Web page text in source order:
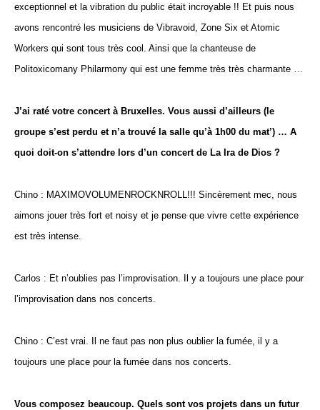
exceptionnel et la vibration du public était incroyable !! Et puis nous
avons rencontré les musiciens de Vibravoid, Zone Six et Atomic
Workers qui sont tous très cool. Ainsi que la chanteuse de
Politoxicomany Philarmony qui est une femme très très charmante …
J’ai raté votre concert à Bruxelles. Vous aussi d’ailleurs (le
groupe s’est perdu et n’a trouvé la salle qu’à 1h00 du mat’) … A
quoi doit-on s’attendre lors d’un concert de La Ira de Dios ?
Chino : MAXIMOVOLUMENROCKNROLL!!! Sincèrement mec, nous
aimons jouer très fort et noisy et je pense que vivre cette expérience
est très intense.
Carlos : Et n’oublies pas l’improvisation. Il y a toujours une place pour
l’improvisation dans nos concerts.
Chino : C’est vrai. Il ne faut pas non plus oublier la fumée, il y a
toujours une place pour la fumée dans nos concerts.
Vous composez beaucoup. Quels sont vos projets dans un futur